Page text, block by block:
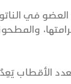
في
الأقطاب